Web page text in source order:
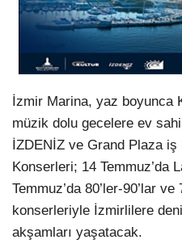
İzmir Marina, yaz boyunca
müzik dolu gecelere ev
İZDENİZ ve Grand Plaza
Konserleri; 14 Temmuz’da
Temmuz’da 80’ler-90’lar
konserleriyle İzmirlilere
akşamları yaşatacak.